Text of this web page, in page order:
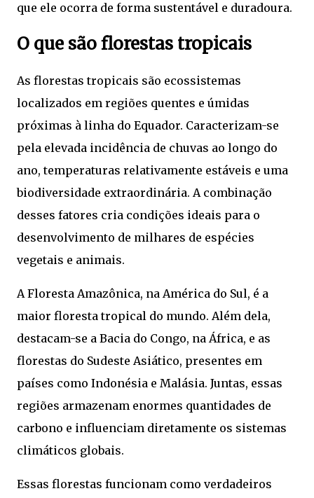
que ele ocorra de forma sustentável e duradoura.
O que são florestas tropicais
As florestas tropicais são ecossistemas
localizados em regiões quentes e úmidas
próximas à linha do Equador. Caracterizam-se
pela elevada incidência de chuvas ao longo do
ano, temperaturas relativamente estáveis e uma
biodiversidade extraordinária. A combinação
desses fatores cria condições ideais para o
desenvolvimento de milhares de espécies
vegetais e animais.
A Floresta Amazônica, na América do Sul, é a
maior floresta tropical do mundo. Além dela,
destacam-se a Bacia do Congo, na África, e as
florestas do Sudeste Asiático, presentes em
países como Indonésia e Malásia. Juntas, essas
regiões armazenam enormes quantidades de
carbono e influenciam diretamente os sistemas
climáticos globais.
Essas florestas funcionam como verdadeiros